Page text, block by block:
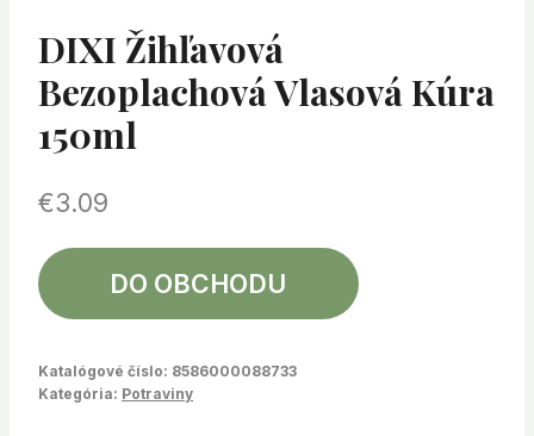
DIXI Žihľavová
Bezoplachová Vlasová Kúra
150ml
€3.09
DO OBCHODU
Katalógové číslo: 8586000088733
Kategória: Potraviny